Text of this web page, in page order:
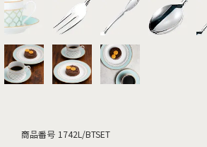
商品番号 1742L/BTSET